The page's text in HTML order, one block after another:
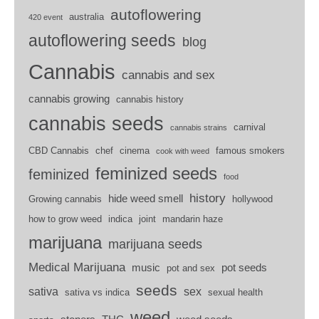
420 event australia autoflowering
autoflowering seeds blog
Cannabis cannabis and sex
cannabis growing cannabis history
cannabis seeds cannabis strains carnival
CBD Cannabis chef cinema cook with weed famous smokers
feminized feminized seeds food
Growing cannabis hide weed smell history
hollywood
how to grow weed
indica joint mandarin haze
marijuana marijuana seeds
Medical Marijuana
music pot and sex pot seeds
sativa sativa vs indica seeds sex sexual health